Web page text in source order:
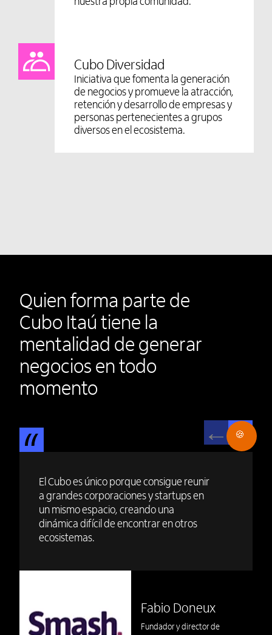
nuestra propia comunidad.
Cubo Diversidad
Iniciativa que fomenta la generación
de negocios y promueve la atracción,
retención y desarrollo de empresas y
personas pertenecientes a grupos
diversos en el ecosistema.
Quien forma parte de
Cubo Itaú tiene la
mentalidad de generar
negocios en todo
momento
Fabio Doneux
Fundador y director de
El Cubo es único porque consigue reunir
a grandes corporaciones y startups en
un mismo espacio, creando una
dinámica difícil de encontrar en otros
ecosistemas.
🍪